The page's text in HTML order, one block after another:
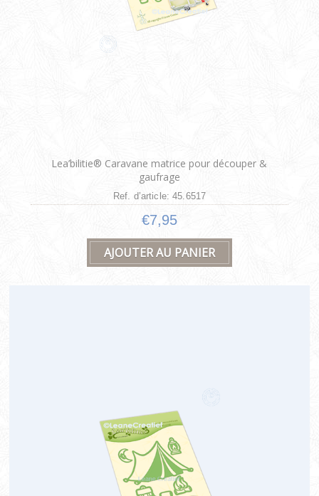
Lea’bilitie® Caravane matrice pour découper &
gaufrage
Ref. d’article: 45.6517
€7,95